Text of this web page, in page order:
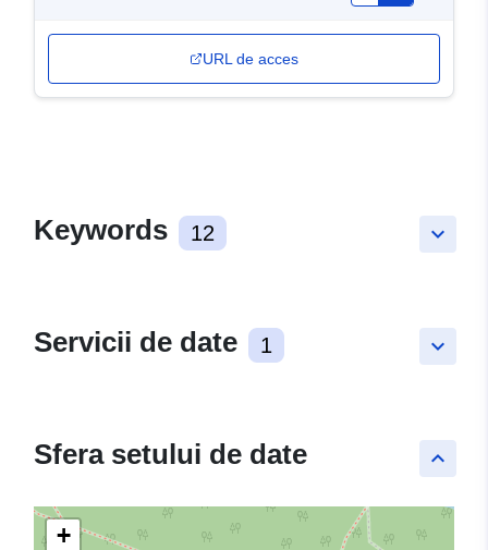
URL de acces
keyboard_arrow_down
Keywords 12
keyboard_arrow_down
Servicii de date 1
keyboard_arrow_up
Sfera setului de date
+